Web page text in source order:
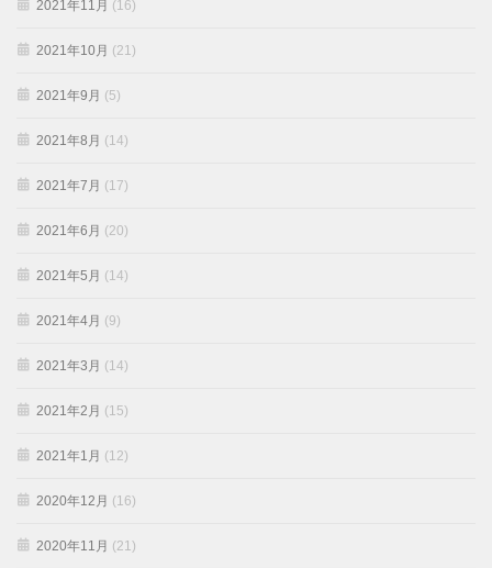
2021年11月 (16)
2021年10月 (21)
2021年9月 (5)
2021年8月 (14)
2021年7月 (17)
2021年6月 (20)
2021年5月 (14)
2021年4月 (9)
2021年3月 (14)
2021年2月 (15)
2021年1月 (12)
2020年12月 (16)
2020年11月 (21)